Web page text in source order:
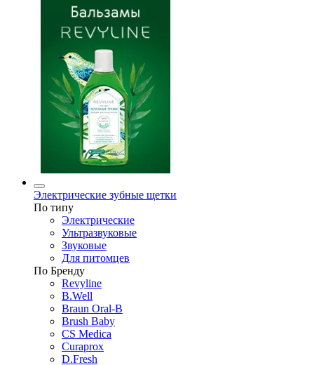
Электрические зубные щетки
По типу
Электрические
Ультразвуковые
Звуковые
Для питомцев
По Бренду
Revyline
B.Well
Braun Oral-B
Brush Baby
CS Medica
Curaprox
D.Fresh